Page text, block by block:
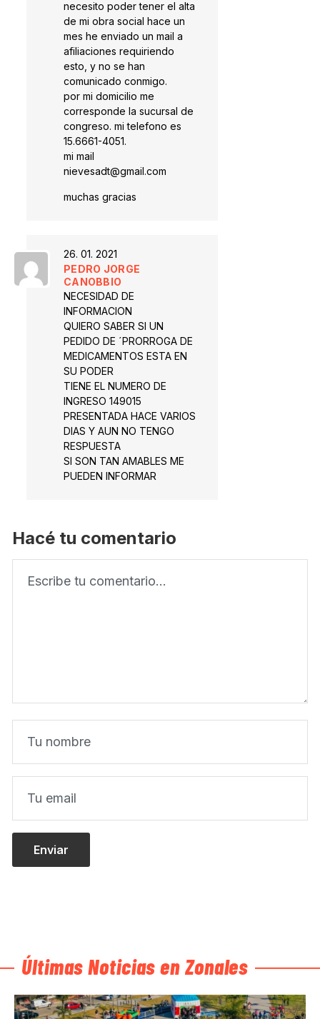
necesito poder tener el alta
de mi obra social hace un
mes he enviado un mail a
afiliaciones requiriendo
esto, y no se han
comunicado conmigo.
por mi domicilio me
corresponde la sucursal de
congreso. mi telefono es
15.6661-4051.
mi mail
nievesadt@gmail.com
muchas gracias
26. 01. 2021
PEDRO JORGE
CANOBBIO
NECESIDAD DE
INFORMACION
QUIERO SABER SI UN
PEDIDO DE ´PRORROGA DE
MEDICAMENTOS ESTA EN
SU PODER
TIENE EL NUMERO DE
INGRESO 149015
PRESENTADA HACE VARIOS
DIAS Y AUN NO TENGO
RESPUESTA
SI SON TAN AMABLES ME
PUEDEN INFORMAR
Hacé tu comentario
Últimas Noticias en Zonales